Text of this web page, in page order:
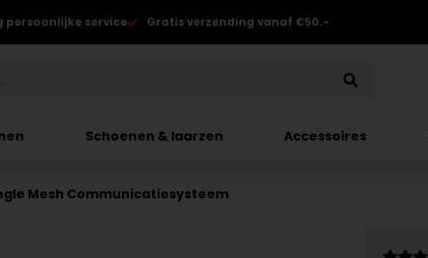
persoonlijke service Gratis verzending vanaf €50.-
Schoenen & laarzen Accessoires
Mesh Communicatiesysteem